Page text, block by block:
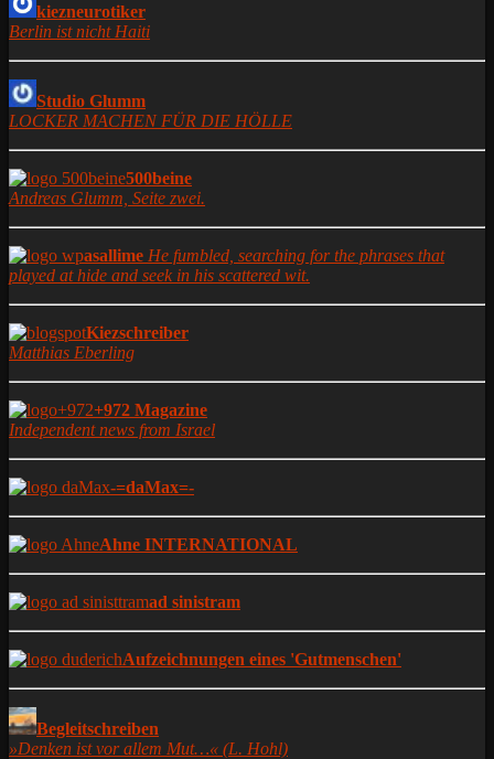
kiezneurotiker
Berlin ist nicht Haiti
Studio Glumm
LOCKER MACHEN FÜR DIE HÖLLE
500beine
Andreas Glumm, Seite zwei.
asallime He fumbled, searching for the phrases that
played at hide and seek in his scattered wit.
Kiezschreiber
Matthias Eberling
+972 Magazine
Independent news from Israel
-=daMax=-
Ahne INTERNATIONAL
ad sinistram
Aufzeichnungen eines 'Gutmenschen'
Begleitschreiben
»Denken ist vor allem Mut…« (L. Hohl)